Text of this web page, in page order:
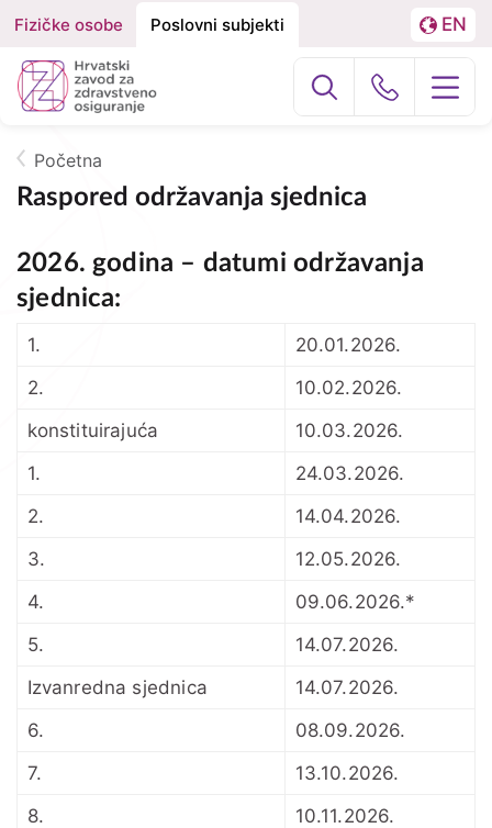
na
Fizičke
osobe
i
subjekte
Fizičke osobe Poslovni subjekti EN
Breadcrumb
Početna
Raspored održavanja sjednica
2026. godina – datumi održavanja
sjednica:
1.
20.01.2026.
2.
10.02.2026.
konstituirajuća
10.03.2026.
1.
24.03.2026.
2.
14.04.2026.
3.
12.05.2026.
4.
09.06.2026.*
5.
14.07.2026.
Izvanredna sjednica
14.07.2026.
6.
08.09.2026.
7.
13.10.2026.
8.
10.11.2026.
Izbornik
Poslovni
Zdravstvena zaštita u inozemstvu